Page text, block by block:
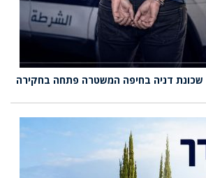
שכונת דניה בחיפה המשטרה פתחה בחקירה